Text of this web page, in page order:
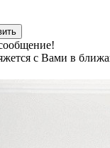
с Вами в